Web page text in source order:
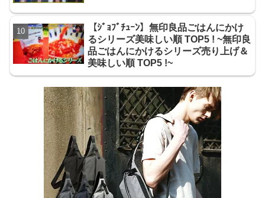
【ｼﾞｮﾌﾞﾁｭｰﾝ】無印良品ごはんにかけ
るシリーズ美味しい順 TOP5 ! ~無印良
品ごはんにかけるシリーズ売り上げ＆
美味しい順 TOP5 !~